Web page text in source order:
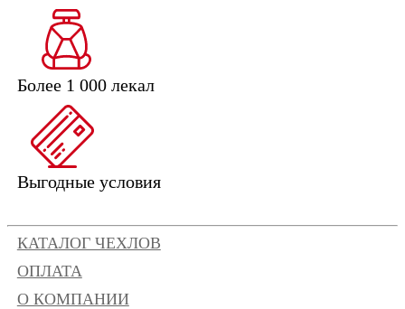
Более 1 000 лекал
Выгодные условия
КАТАЛОГ ЧЕХЛОВ
ОПЛАТА
О КОМПАНИИ